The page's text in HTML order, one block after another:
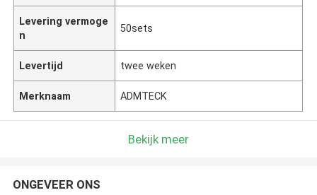
Levering vermoge
n
50sets
Levertijd twee weken
Merknaam ADMTECK
Bekijk meer
ONGEVEER ONS